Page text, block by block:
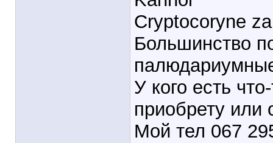
Cryptocoryne
Большинство
У кого есть
приобрету или
Мой тел 067